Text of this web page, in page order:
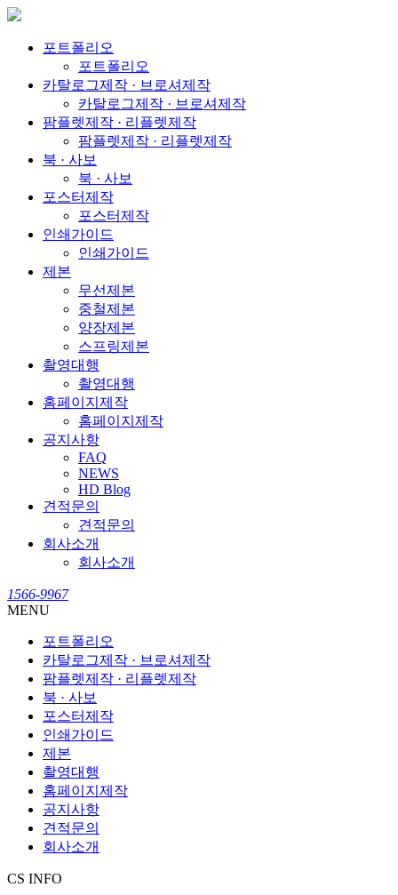
포트폴리오
포트폴리오
카탈로그제작 · 브로셔제작
카탈로그제작 · 브로셔제작
팜플렛제작 · 리플렛제작
팜플렛제작 · 리플렛제작
북 · 사보
북 · 사보
포스터제작
포스터제작
인쇄가이드
인쇄가이드
제본
무선제본
중철제본
양장제본
스프링제본
촬영대행
촬영대행
홈페이지제작
홈페이지제작
공지사항
FAQ
NEWS
HD Blog
견적문의
견적문의
회사소개
회사소개
1566-9967
MENU
포트폴리오
카탈로그제작 · 브로셔제작
팜플렛제작 · 리플렛제작
북 · 사보
포스터제작
인쇄가이드
제본
촬영대행
홈페이지제작
공지사항
견적문의
회사소개
CS INFO